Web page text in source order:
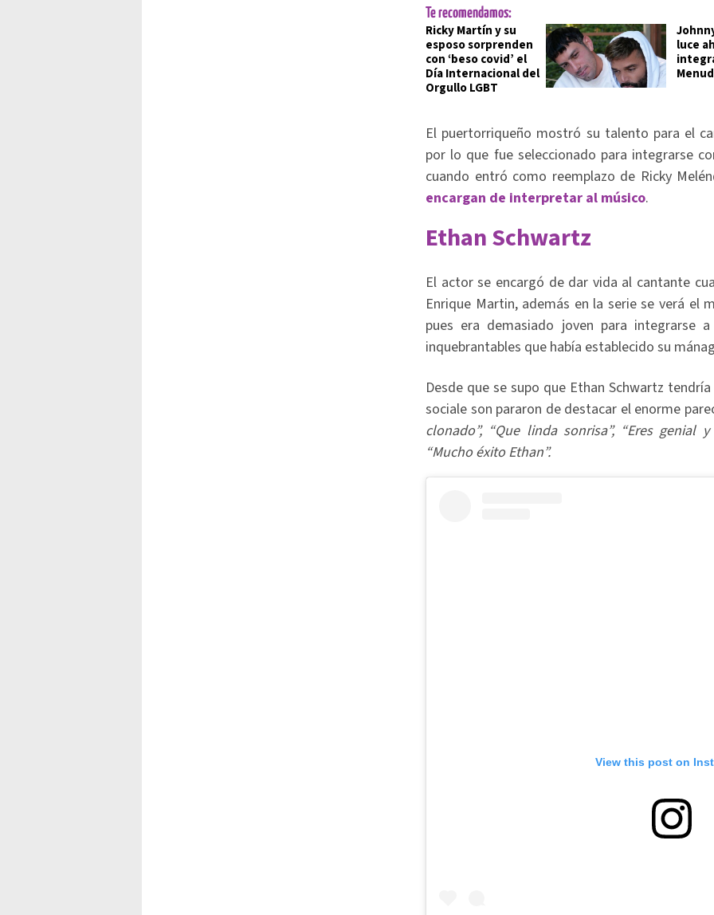
Te recomendamos:
Ricky Martín y su
esposo sorprenden
con ‘beso covid’ el
Día Internacional del
Orgullo LGBT
luce
El puertorriqueño mostró su talento para el
por lo que fue seleccionado para integrarse
cuando entró como reemplazo de Ricky
encargan de interpretar al músico.
Ethan Schwartz
El actor se encargó de dar vida al cantante
Enrique Martin, además en la serie se verá el
pues era demasiado joven para integrarse
inquebrantables que había establecido su
Desde que se supo que Ethan Schwartz
sociale son pararon de destacar el enorme
clonado”, “Que linda sonrisa”, “Eres genial
“Mucho éxito Ethan”.
View this post on